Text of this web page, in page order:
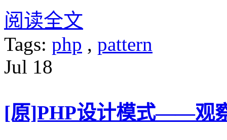
阅读全文
Tags: php , pattern
Jul 18
[原]PHP设计模式——观